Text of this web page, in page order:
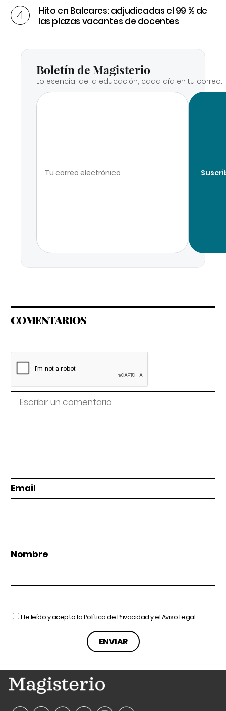
Hito en Baleares: adjudicadas el 99 % de
las plazas vacantes de docentes
Boletín de Magisterio
Lo esencial de la educación, cada día en tu correo.
COMENTARIOS
Email
Nombre
He leído y acepto laPolítica de Privacidady elAviso Legal